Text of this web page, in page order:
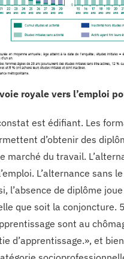
royale vers l’emploi
est édifiant. Les
d’obtenir des
marché du travail.
L’alternance sans
l’absence de diplôme
que soit la conjoncture.
sont au
d’apprentissage.», et